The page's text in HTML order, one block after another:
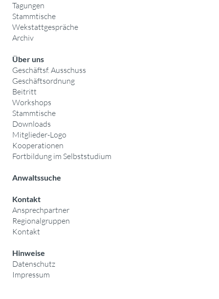
Tagungen
Stammtische
Wekstattgespräche
Archiv
Über uns
Geschäftsf. Ausschuss
Geschäftsordnung
Beitritt
Workshops
Stammtische
Downloads
Mitglieder-Logo
Kooperationen
Fortbildung im Selbststudium
Anwaltssuche
Kontakt
Ansprechpartner
Regionalgruppen
Kontakt
Hinweise
Datenschutz
Impressum